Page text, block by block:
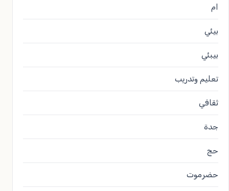
ام
بيئي
بيبئي
تعليم وتدريب
ثقافي
جدة
حج
حضرموت